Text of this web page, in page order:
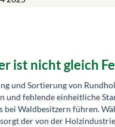
ist nicht gleich
und Sortierung von
und fehlende einheitliche
bei Waldbesitzern führen.
der von der